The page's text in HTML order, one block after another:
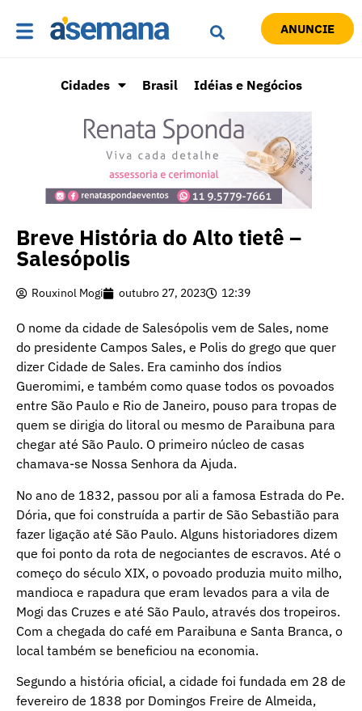
ANUNCIE
Cidades Brasil Idéias e Negócios
Breve História do Alto tietê –
Salesópolis
Rouxinol Mogi outubro 27, 2023 12:39
O nome da cidade de Salesópolis vem de Sales, nome
do presidente Campos Sales, e Polis do grego que quer
dizer Cidade de Sales. Era caminho dos índios
Gueromimi, e também como quase todos os povoados
entre São Paulo e Rio de Janeiro, pouso para tropas de
quem se dirigia do litoral ou mesmo de Paraibuna para
chegar até São Paulo. O primeiro núcleo de casas
chamava-se Nossa Senhora da Ajuda.
No ano de 1832, passou por ali a famosa Estrada do Pe.
Dória, que foi construída a partir de São Sebastião para
fazer ligação até São Paulo. Alguns historiadores dizem
que foi ponto da rota de negociantes de escravos. Até o
começo do século XIX, o povoado produzia muito milho,
mandioca e rapadura que eram levados para a vila de
Mogi das Cruzes e até São Paulo, através dos tropeiros.
Com a chegada do café em Paraibuna e Santa Branca, o
local também se beneficiou na economia.
Segundo a história oficial, a cidade foi fundada em 28 de
fevereiro de 1838 por Domingos Freire de Almeida,